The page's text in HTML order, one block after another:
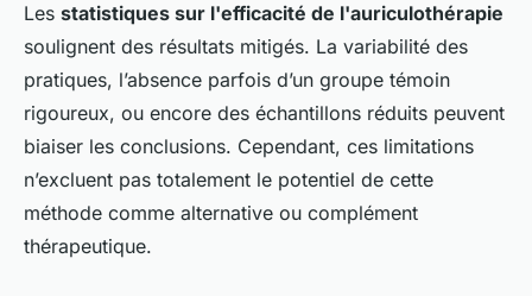
Les statistiques sur l'efficacité de l'auriculothérapie
soulignent des résultats mitigés. La variabilité des
pratiques, l’absence parfois d’un groupe témoin
rigoureux, ou encore des échantillons réduits peuvent
biaiser les conclusions. Cependant, ces limitations
n’excluent pas totalement le potentiel de cette
méthode comme alternative ou complément
thérapeutique.